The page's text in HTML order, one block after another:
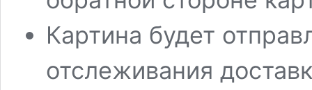
Картина будет
отслеживания